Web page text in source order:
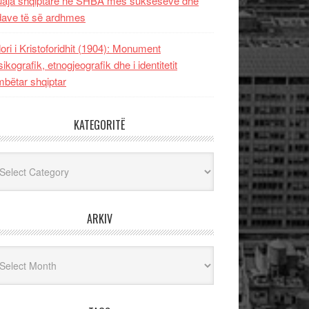
të së ardhmes
i Kristoforidhit (1904): Monument
etnogjeografik dhe i identitetit
shqiptar
KATEGORITË
ARKIV